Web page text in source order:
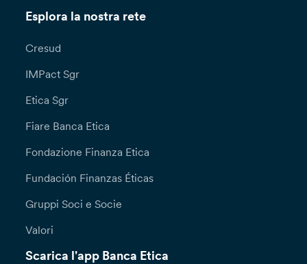
Esplora la nostra rete
Cresud
IMPact Sgr
Etica Sgr
Fiare Banca Etica
Fondazione Finanza Etica
Fundación Finanzas Éticas
Gruppi Soci e Socie
Valori
Scarica l'app Banca Etica